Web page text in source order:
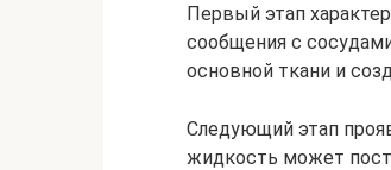
Первый этап
сообщения с
основной ткани и
Следующий этап
жидкость может